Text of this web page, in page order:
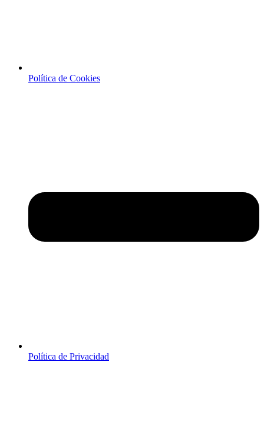
Política de Cookies
Política de Privacidad